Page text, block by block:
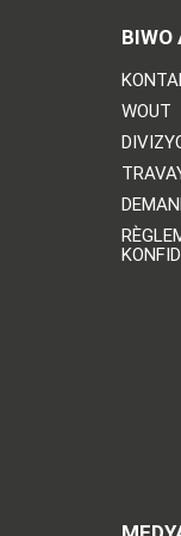
BIWO
WOUT